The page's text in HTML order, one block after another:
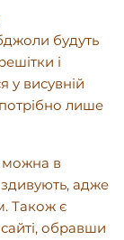
будуть
і
у висувній
лише
в
адже
Також є
обравши